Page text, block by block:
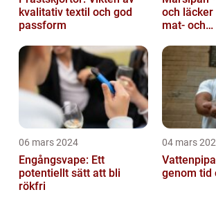
kvalitativ textil och god
passform
och
mat- och
06 mars 2024
Engångsvape: Ett
potentiellt sätt att bli
rökfri
04 mars
genom tid